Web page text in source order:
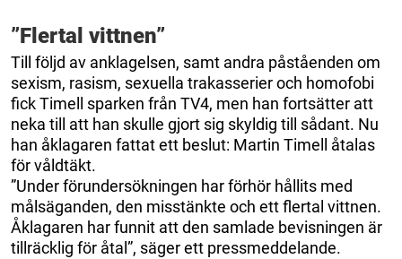
”Flertal vittnen”
Till följd av anklagelsen, samt andra påståenden om
sexism, rasism, sexuella trakasserier och homofobi
fick Timell sparken från TV4, men han fortsätter att
neka till att han skulle gjort sig skyldig till sådant. Nu
han åklagaren fattat ett beslut: Martin Timell åtalas
för våldtäkt.
”Under förundersökningen har förhör hållits med
målsäganden, den misstänkte och ett flertal vittnen.
Åklagaren har funnit att den samlade bevisningen är
tillräcklig för åtal”, säger ett pressmeddelande.